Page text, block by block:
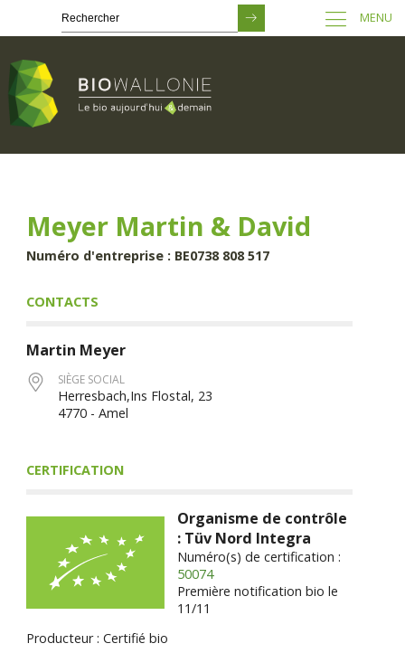
principal
MENU
Meyer Martin & David
Numéro d'entreprise : BE0738 808 517
CONTACTS
Martin Meyer
SIÈGE SOCIAL
Herresbach,Ins Flostal, 23
4770 - Amel
CERTIFICATION
Organisme de contrôle
: Tüv Nord Integra
Numéro(s) de certification :
50074
Première notification bio le
11/11
Producteur : Certifié bio